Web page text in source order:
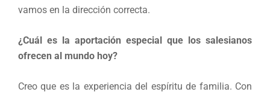
vamos en la dirección correcta.
¿Cuál es la aportación especial que los salesianos
ofrecen al mundo hoy?
Creo que es la experiencia del espíritu de familia. Con